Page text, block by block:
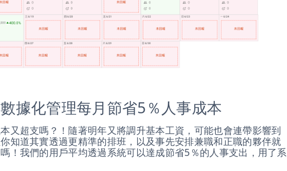
據化管理每月節省5％人事成本
又超支嗎？！隨著明年又將調升基本工資，可能也會連帶影響到
知道其實透過更精準的排班，以及事先安排兼職和正職的夥伴就
！我們的用戶平均透過系統可以達成節省5％的人事支出，用了系